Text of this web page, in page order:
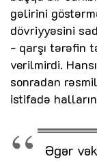
gəlirini
dövriyyəsini
- qarşı tərəfin
verilmirdi.
sonradan
istifadə
Əgər